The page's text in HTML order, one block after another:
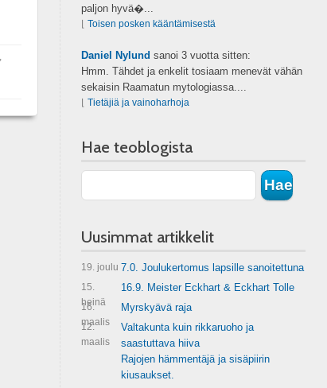
paljon hyvä�...
Toisen posken kääntämisestä
Daniel Nylund sanoi 3 vuotta sitten:
Hmm. Tähdet ja enkelit tosiaam menevät vähän
sekaisin Raamatun mytologiassa....
Tietäjiä ja vainoharhoja
Hae teoblogista
Uusimmat artikkelit
19. joulu 7.0. Joulukertomus lapsille sanoitettuna
15.
heinä
16.9. Meister Eckhart & Eckhart Tolle
16.
maalis
Myrskyävä raja
12.
maalis
Valtakunta kuin rikkaruoho ja
saastuttava hiiva
Rajojen hämmentäjä ja sisäpiirin
kiusaukset.